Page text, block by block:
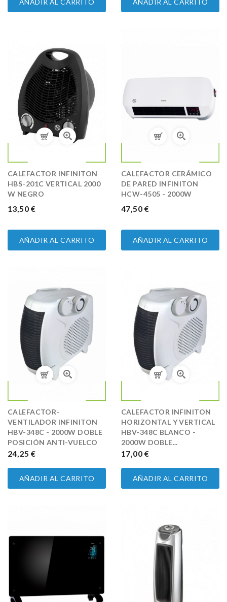
CALEFACTOR INFINITON
HBS-201C VERTICAL 2000
W NEGRO
PRECIO
13,50 €
AÑADIR AL CARRITO
CALEFACTOR CERÁMICO
DE PARED INFINITON
HCW-4505 - 2000W
PRECIO
47,50 €
AÑADIR AL CARRITO
CALEFACTOR-
VENTILADOR INFINITON
HBV-348C - 2000W DOBLE
POSICIÓN ANTI-VUELCO
PRECIO
24,25 €
AÑADIR AL CARRITO
CALEFACTOR INFINITON
HORIZONTAL Y VERTICAL
HBV-348C BLANCO -
2000W DOBLE...
PRECIO
17,00 €
AÑADIR AL CARRITO